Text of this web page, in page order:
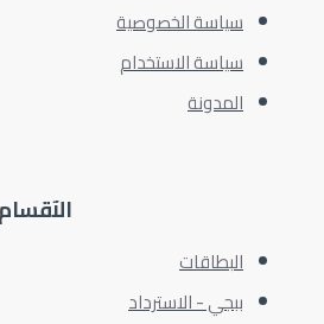
سياسة الخصوصية
سياسة الاستخدام
المدونة
الآقسام
البطاقات
ببجي - الاسترداد